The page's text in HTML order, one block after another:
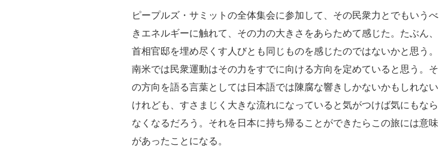
ピープルズ・サミットの全体集会に参加して、その民衆力とでもいうべ
きエネルギーに触れて、その力の大きさをあらためて感じた。たぶん、
首相官邸を埋め尽くす人びとも同じものを感じたのではないかと思う。
南米では民衆運動はその力をすでに向ける方向を定めていると思う。そ
の方向を語る言葉としては日本語では陳腐な響きしかないかもしれない
けれども、すさまじく大きな流れになっていると気がつけば気にもなら
なくなるだろう。それを日本に持ち帰ることができたらこの旅には意味
があったことになる。